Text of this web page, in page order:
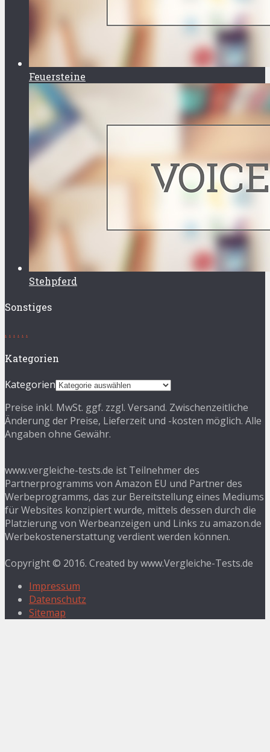
Feuersteine
Stehpferd
Sonstiges
. . . . . .
Kategorien
Kategorien
Preise inkl. MwSt. ggf. zzgl. Versand. Zwischenzeitliche
Änderung der Preise, Lieferzeit und -kosten möglich. Alle
Angaben ohne Gewähr.
www.vergleiche-tests.de ist Teilnehmer des
Partnerprogramms von Amazon EU und Partner des
Werbeprogramms, das zur Bereitstellung eines Mediums
für Websites konzipiert wurde, mittels dessen durch die
Platzierung von Werbeanzeigen und Links zu amazon.de
Werbekostenerstattung verdient werden können.
Copyright © 2016. Created by www.Vergleiche-Tests.de
Impressum
Datenschutz
Sitemap